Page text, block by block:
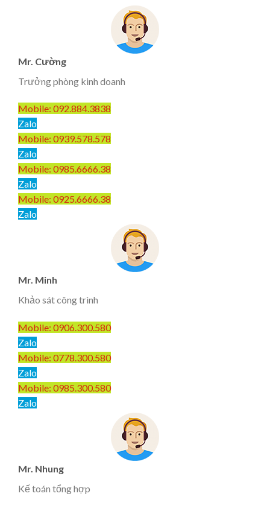
Mr. Cường
Trưởng phòng kinh doanh
Mobile: 092.884.3838
Zalo
Mobile: 0939.578.578
Zalo
Mobile: 0985.6666.38
Zalo
Mobile: 0925.6666.38
Zalo
Mr. Minh
Khảo sát công trình
Mobile: 0906.300.580
Zalo
Mobile: 0778.300.580
Zalo
Mobile: 0985.300.580
Zalo
Mr. Nhung
Kế toán tổng hợp